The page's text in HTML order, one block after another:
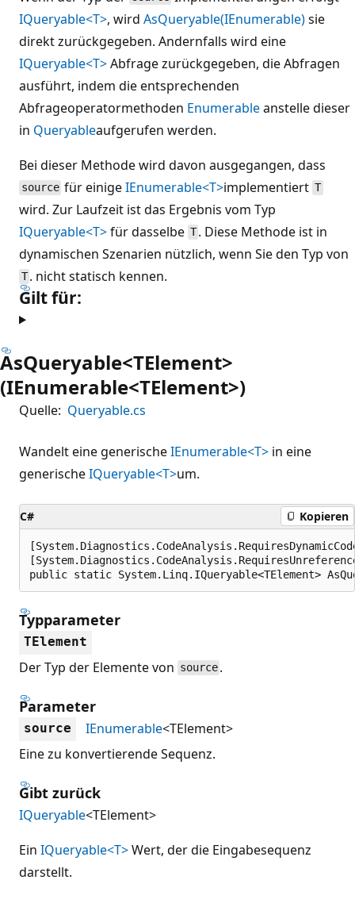
IQueryable<T>, wird AsQueryable(IEnumerable)sie
direkt zurückgegeben. Andernfalls wird eine
IQueryable<T>Abfrage zurückgegeben, die Abfragen
ausführt, indem die entsprechenden
Abfrageoperatormethoden Enumerableanstelle dieser
in Queryableaufgerufen werden.
Bei dieser Methode wird davon ausgegangen, dass
source für einigeIEnumerable<T>implementiertT
wird. Zur Laufzeit ist das Ergebnis vom Typ
IQueryable<T>für dasselbe T . Diese Methode ist in
dynamischen Szenarien nützlich, wenn Sie den Typ von
T . nicht statisch kennen.
Gilt für:
AsQueryable<TElement>
(IEnumerable<TElement>)
Quelle: Queryable.cs
Wandelt eine generischeIEnumerable<T> in eine
generischeIQueryable<T>um.
C# Kopieren
public static System.Linq.IQueryable<TElement>
Typparameter
TElement
Der Typ der Elemente von source .
Parameter
source IEnumerable<TElement>
Eine zu konvertierende Sequenz.
Gibt zurück
IQueryable<TElement>
Ein IQueryable<T>Wert, der die Eingabesequenz
darstellt.